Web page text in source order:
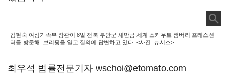
김현숙 여성가족부 장관이 8일 전북 부안군 새만금 세계 스카우트 잼버리 프레스센
터를 방문해 브리핑을 열고 질의에 답변하고 있다. <사진=뉴시스>
최우석 법률전문기자 wschoi@etomato.com